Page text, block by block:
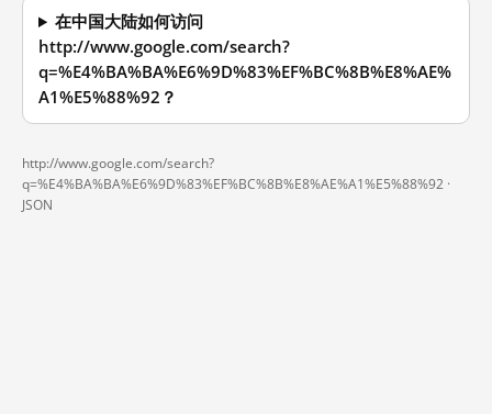
在中国大陆如何访问
http://www.google.com/search?
q=%E4%BA%BA%E6%9D%83%EF%BC%8B%E8%AE%
A1%E5%88%92？
http://www.google.com/search?
q=%E4%BA%BA%E6%9D%83%EF%BC%8B%E8%AE%A1%E5%88%92 ·
JSON